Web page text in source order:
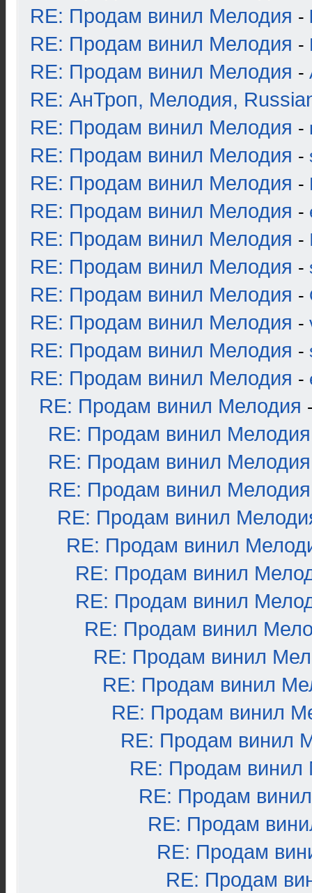
RE: Продам винил Мелодия -
RE: Продам винил Мелодия -
RE: Продам винил Мелодия -
RE: АнТроп, Мелодия,
RE: Продам винил Мелодия -
RE: Продам винил Мелодия -
RE: Продам винил Мелодия -
RE: Продам винил Мелодия -
RE: Продам винил Мелодия -
RE: Продам винил Мелодия -
RE: Продам винил Мелодия -
RE: Продам винил Мелодия -
RE: Продам винил Мелодия -
RE: Продам винил Мелодия -
RE: Продам винил Мелодия
RE: Продам винил Мелодия
RE: Продам винил Мелодия
RE: Продам винил Мелодия
RE: Продам винил
RE: Продам винил
RE: Продам винил
RE: Продам винил
RE: Продам винил
RE: Продам винил
RE: Продам винил
RE: Продам винил
RE: Продам винил
RE: Продам винил
RE: Продам
RE: Продам
RE: Продам
RE: Продам